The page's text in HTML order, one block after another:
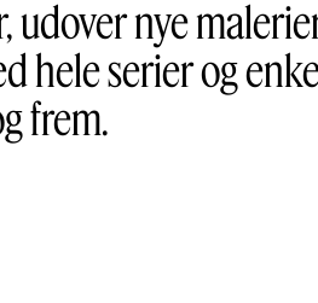
udover nye
hele serier og
frem.